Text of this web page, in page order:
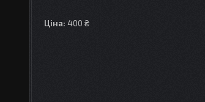
Ціна: 400 ₴